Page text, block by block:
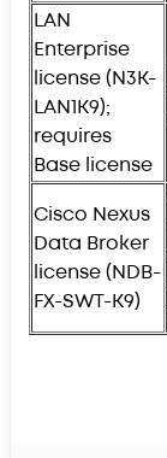
LAN
Enterprise
license (N3K-
LAN1K9);
requires
Base license
Cisco Nexus
Data Broker
license (NDB-
FX-SWT-K9)